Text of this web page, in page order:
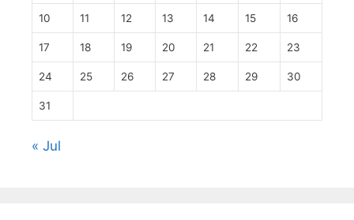
10 11 12 13 14 15 16
17 18 19 20 21 22 23
24 25 26 27 28 29 30
31
« Jul